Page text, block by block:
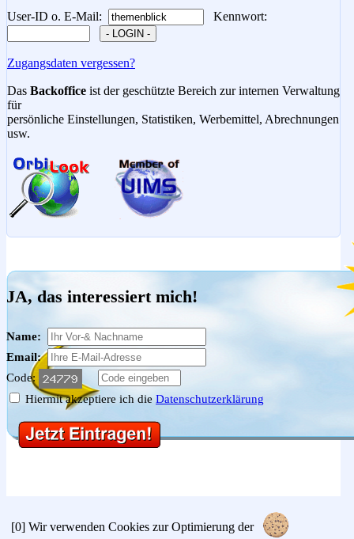
User-ID o. E-Mail: Kennwort:
Zugangsdaten vergessen?
Das Backoffice ist der geschützte Bereich zur internen Verwaltung
für
persönliche Einstellungen, Statistiken, Werbemittel, Abrechnungen
usw.
JA, das interessiert mich!
Name:
Email:
Code:
Hiermit akzeptiere ich die Datenschutzerklärung
[0] Wir verwenden Cookies zur Optimierung der